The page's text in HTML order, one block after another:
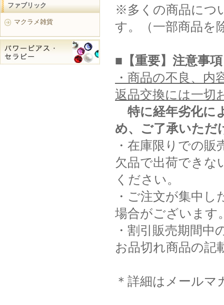
※多くの商品につ
す。（一部商品を
■【重要】注意事項
・商品の不良、
返品交換には一切
特に経年劣化に
め、ご了承いただ
・在庫限りでの
欠品で出荷できな
ください。
・ご注文が集中
場合がございます
・割引販売期間
お品切れ商品の記
＊詳細はメール
ファブリック
マクラメ雑貨